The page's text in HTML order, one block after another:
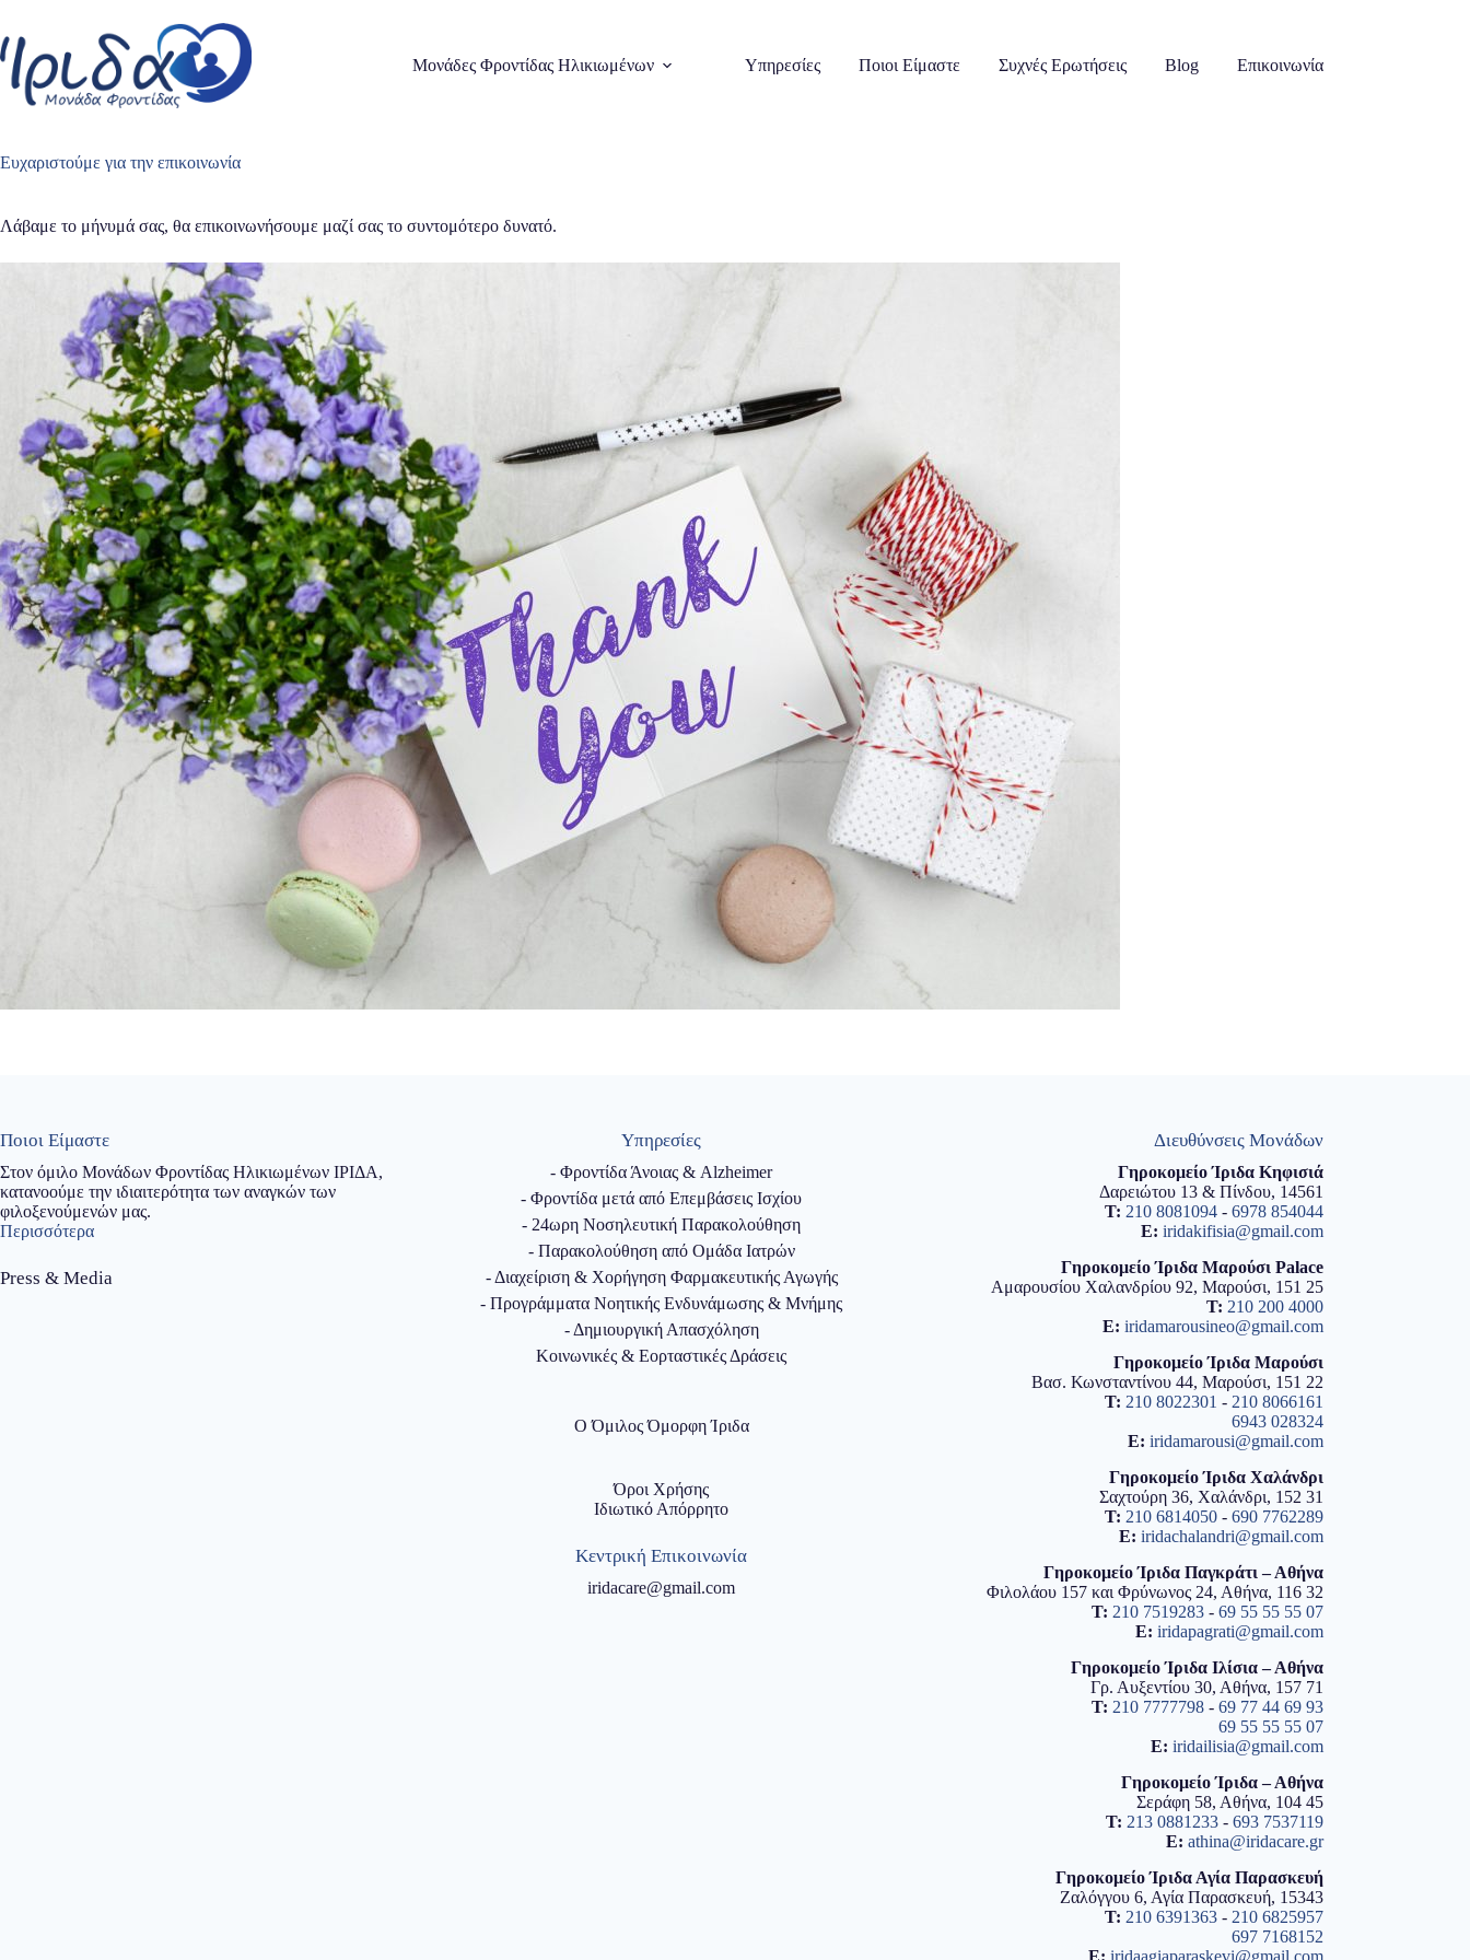
περιεχόμενο
Μονάδες Φροντίδας Ηλικιωμένων
Υπηρεσίες Ποιοι Είμαστε Συχνές Ερωτήσεις Blog Επικοινωνία
Ευχαριστούμε για την επικοινωνία
Λάβαμε το μήνυμά σας, θα επικοινωνήσουμε μαζί σας το συντομότερο δυνατό.
Ποιοι Είμαστε
Στον όμιλο Μονάδων Φροντίδας Ηλικιωμένων ΙΡΙΔΑ,
κατανοούμε την ιδιαιτερότητα των αναγκών των
φιλοξενούμενών μας.
Περισσότερα
Press & Media
Υπηρεσίες
- Φροντίδα Άνοιας & Alzheimer
- Φροντίδα μετά από Επεμβάσεις Ισχίου
- 24ωρη Νοσηλευτική Παρακολούθηση
- Παρακολούθηση από Ομάδα Ιατρών
- Διαχείριση & Χορήγηση Φαρμακευτικής Αγωγής
- Προγράμματα Νοητικής Ενδυνάμωσης & Μνήμης
- Δημιουργική Απασχόληση
Κοινωνικές & Εορταστικές Δράσεις
Ο Όμιλος Όμορφη Ίριδα
Όροι Χρήσης
Ιδιωτικό Απόρρητο
Κεντρική Επικοινωνία
iridacare@gmail.com
Διευθύνσεις Μονάδων
Γηροκομείο Ίριδα Κηφισιά
Δαρειώτου 13 & Πίνδου, 14561
T: 210 8081094- 6978 854044
E: iridakifisia@gmail.com
Γηροκομείο Ίριδα Μαρούσι Palace
Αμαρουσίου Χαλανδρίου 92, Μαρούσι, 151 25
T: 210 200 4000
E: iridamarousineo@gmail.com
Γηροκομείο Ίριδα Μαρούσι
Βασ. Κωνσταντίνου 44, Μαρούσι, 151 22
T: 210 8022301 - 210 8066161
6943 028324
E: iridamarousi@gmail.com
Γηροκομείο Ίριδα Χαλάνδρι
Σαχτούρη 36, Χαλάνδρι, 152 31
T: 210 6814050- 690 7762289
E: iridachalandri@gmail.com
Γηροκομείο Ίριδα Παγκράτι – Αθήνα
Φιλολάου 157 και Φρύνωνος 24, Αθήνα, 116 32
T: 210 7519283- 69 55 55 55 07
E: iridapagrati@gmail.com
Γηροκομείο Ίριδα Ιλίσια – Αθήνα
Γρ. Αυξεντίου 30, Αθήνα, 157 71
T: 210 7777798- 69 77 44 69 93
69 55 55 55 07
E: iridailisia@gmail.com
Γηροκομείο Ίριδα – Αθήνα
Σεράφη 58, Αθήνα, 104 45
T: 213 0881233- 693 7537119
E: athina@iridacare.gr
Γηροκομείο Ίριδα Αγία Παρασκευή
Ζαλόγγου 6, Αγία Παρασκευή, 15343
T: 210 6391363- 210 6825957
697 7168152
E: iridaagiaparaskevi@gmail.com